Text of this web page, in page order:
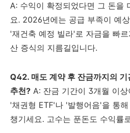
A: 수익이 확정되었다면 그 돈을
요. 2026년에는 공급 부족이 예
'재건축 예정 빌라'로 자금을 빠
산 증식의 지름길입니다.
Q42. 매도 계약 후 잔금까지의
추천? A: 잔금 기간이 3개월 이
'채권형 ETF'나 '발행어음'을 통
챙기세요. 고수는 푼돈도 수익률